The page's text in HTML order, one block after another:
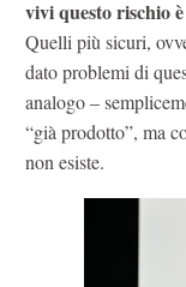
vivi questo rischio
Quelli più sicuri,
dato problemi di
analogo –
“già prodotto”, ma
non esiste.